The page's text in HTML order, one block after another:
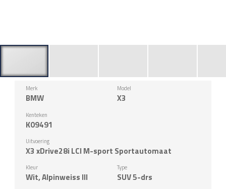
Merk
BMW
Model
X3
Kenteken
K09491
Uitvoering
X3 xDrive28i LCI M-sport Sportautomaat
Kleur
Wit, Alpinweiss III
Type
SUV 5-drs